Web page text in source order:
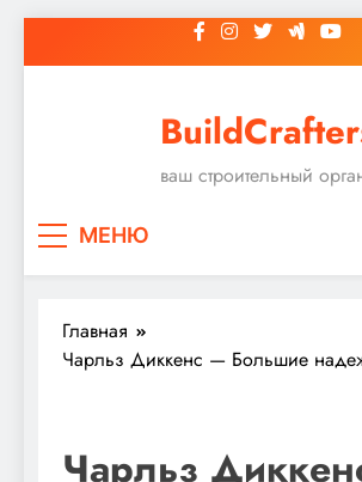
к
ваш строительный
МЕНЮ
Главная
Чарльз Диккенс — Большие
Чарльз